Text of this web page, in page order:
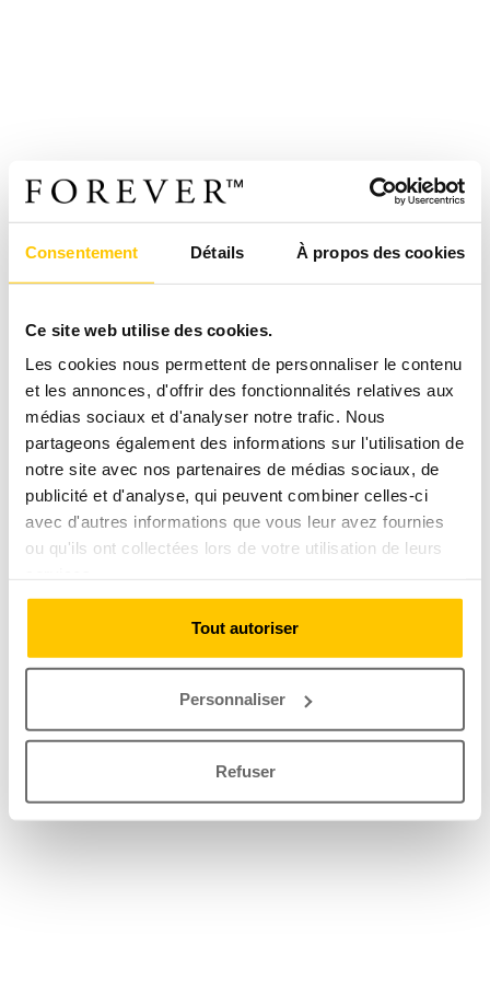
Consentement Détails À propos des cookies
Ce site web utilise des cookies.
Les cookies nous permettent de personnaliser le contenu
et les annonces, d'offrir des fonctionnalités relatives aux
médias sociaux et d'analyser notre trafic. Nous
partageons également des informations sur l'utilisation de
notre site avec nos partenaires de médias sociaux, de
publicité et d'analyse, qui peuvent combiner celles-ci
avec d'autres informations que vous leur avez fournies
ou qu'ils ont collectées lors de votre utilisation de leurs
Tout autoriser
Personnaliser
Refuser